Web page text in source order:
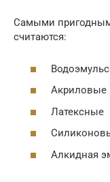
Самыми
считаются:
Акриловые
Латексные
Алкидная